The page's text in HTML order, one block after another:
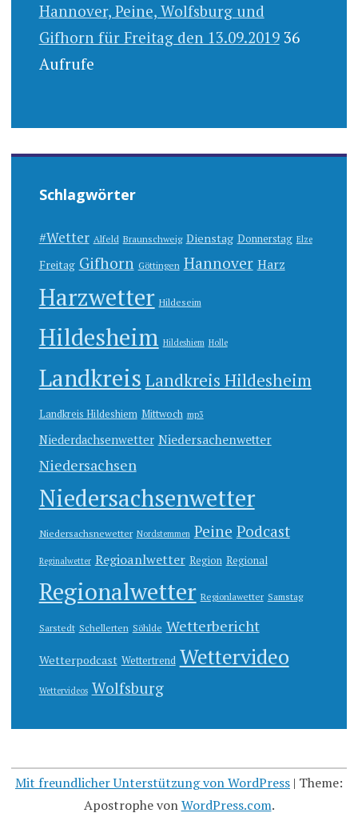
Hannover, Peine, Wolfsburg und
Gifhorn für Freitag den 13.09.2019 36
Aufrufe
Schlagwörter
#Wetter Alfeld Braunschweig Dienstag Donnerstag Elze
Freitag Gifhorn Göttingen Hannover Harz
Harzwetter Hildeseim
Hildesheim Hildeshiem Holle
Landkreis Landkreis Hildesheim
Landkreis Hildeshiem Mittwoch mp3
Niederdachsenwetter Niedersachenwetter
Niedersachsen
Niedersachsenwetter
Niedersachsnewetter Nordstemmen Peine Podcast
Reginalwetter Regioanlwetter Region Regional
Regionalwetter Regionlawetter Samstag
Sarstedt Schellerten Söhlde Wetterbericht
Wetterpodcast Wettertrend Wettervideo
Wettervideos Wolfsburg
Mit freundlicher Unterstützung von WordPress | Theme:
Apostrophe vonWordPress.com.